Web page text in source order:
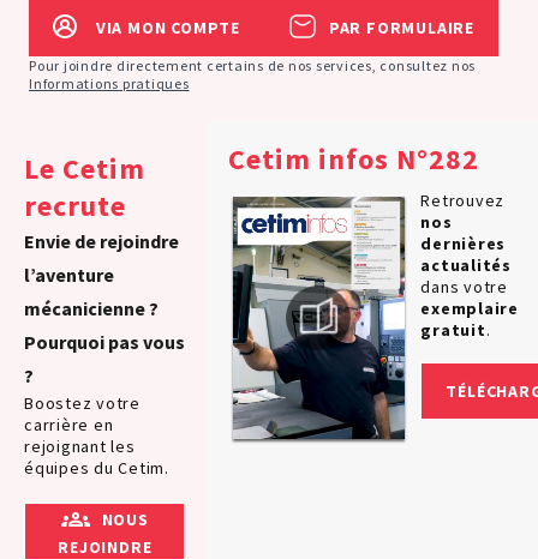
VIA MON COMPTE
PAR FORMULAIRE
Pour joindre directement certains de nos services, consultez nos
Informations pratiques
Cetim infos N°282
Retrouvez
nos
dernières
actualités
dans votre
exemplaire
gratuit.
Le Cetim
recrute
Envie de rejoindre
l’aventure
mécanicienne ?
Pourquoi pas vous
?
Boostez votre
carrière en
rejoignant les
équipes du Cetim.
NOUS
REJOINDRE